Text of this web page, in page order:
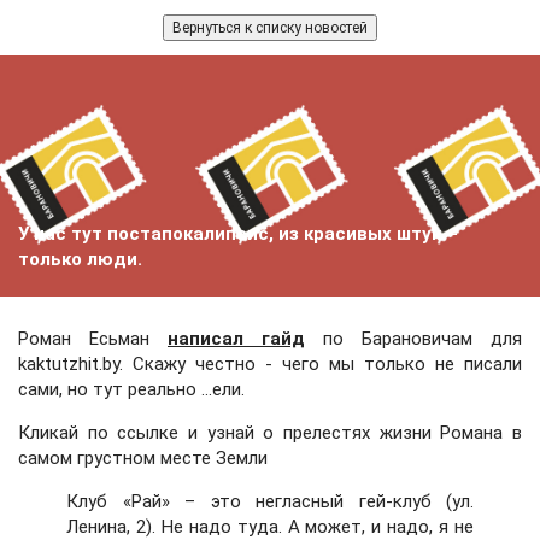
Вернуться к списку новостей
У нас тут постапокалипсис, из красивых штук –
только люди.
Роман Есьман написал гайд по Барановичам для
kaktutzhit.by. Скажу честно - чего мы только не писали
сами, но тут реально ...ели.
Кликай по ссылке и узнай о прелестях жизни Романа в
самом грустном месте Земли
Клуб «Рай» – это негласный гей-клуб (ул.
Ленина, 2). Не надо туда. А может, и надо, я не